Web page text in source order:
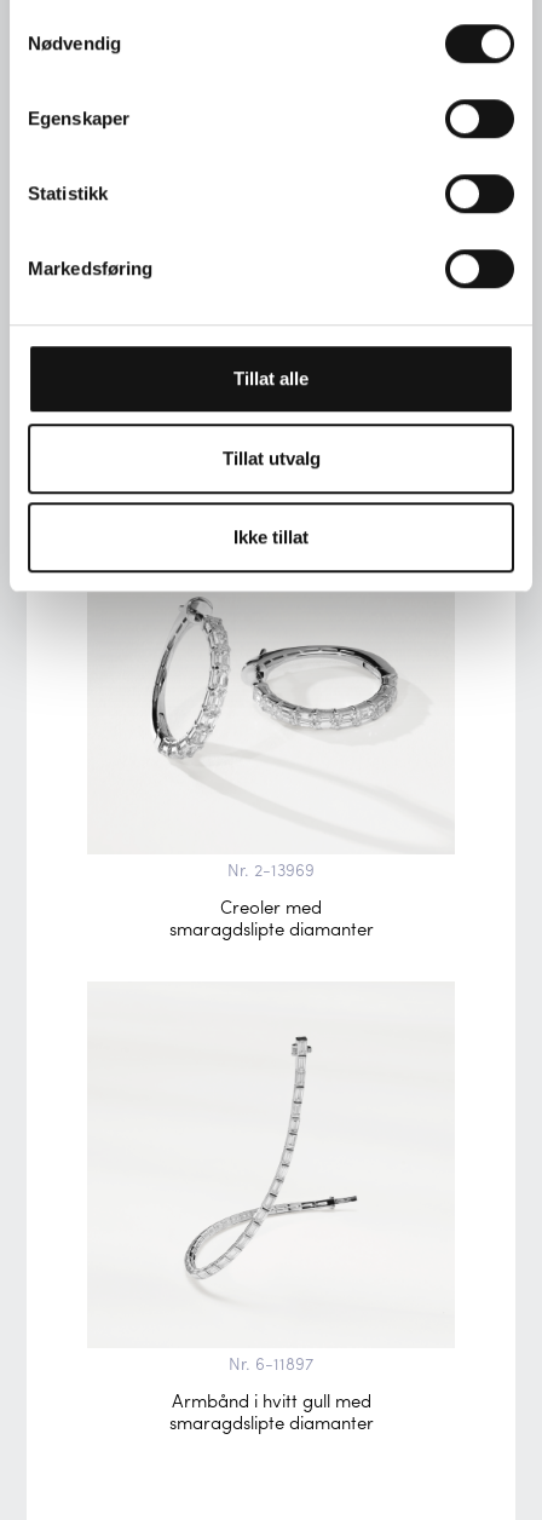
Nødvendig
Egenskaper
Statistikk
Markedsføring
Tillat alle
Tillat utvalg
Ikke tillat
Nr. 2-13968
Creoler i hvitt gull med
dråpeslipte diamanter
Nr. 2-13969
Creoler med
smaragdslipte diamanter
Nr. 6-11897
Armbånd i hvitt gull med
smaragdslipte diamanter